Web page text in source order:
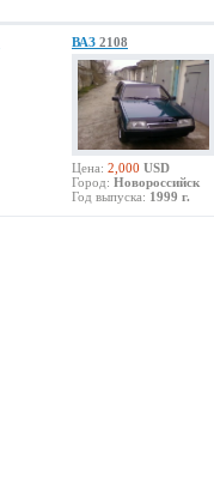
ВАЗ 2108
Цена: 2,000 USD
Город: Новороссийск
Год выпуска: 1999 г.